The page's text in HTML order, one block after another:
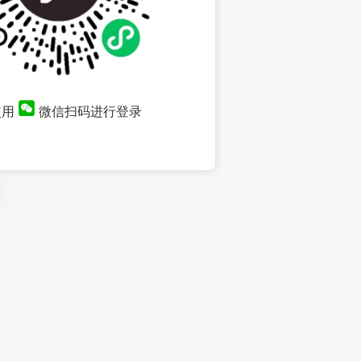
微信扫码进行登录